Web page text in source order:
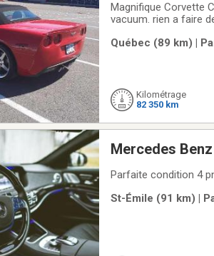
Magnifique Corvette
vacuum. rien a faire
Québec (89 km) |
Kilométrage
82 350 km
Mercedes
2028, fully
St-Émile (91 km) |